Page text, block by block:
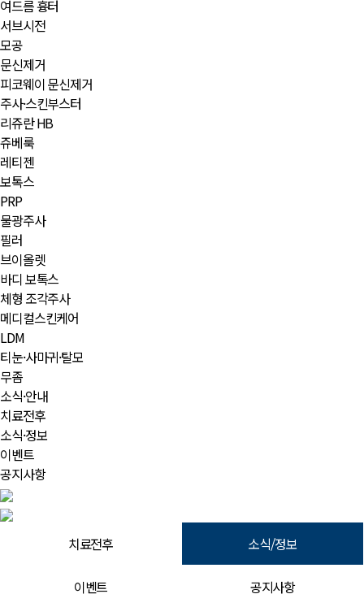
여드름 흉터
서브시전
모공
문신제거
피코웨이 문신제거
주사·스킨부스터
리쥬란 HB
쥬베룩
레티젠
보톡스
PRP
물광주사
필러
브이올렛
바디 보톡스
체형 조각주사
메디컬스킨케어
LDM
티눈·사마귀·탈모
무좀
소식·안내
치료전후
소식·정보
이벤트
공지사항
치료전후 소식/정보
이벤트
공지사항